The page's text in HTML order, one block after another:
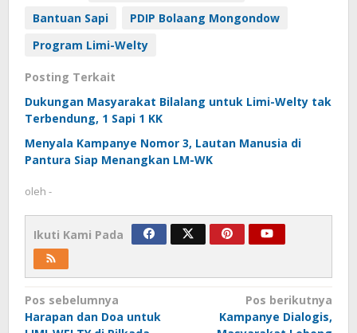
Bantuan Sapi
PDIP Bolaang Mongondow
Program Limi-Welty
Posting Terkait
Dukungan Masyarakat Bilalang untuk Limi-Welty tak
Terbendung, 1 Sapi 1 KK
Menyala Kampanye Nomor 3, Lautan Manusia di
Pantura Siap Menangkan LM-WK
oleh -
Ikuti Kami Pada
Navigasi
pos
Pos sebelumnya
Harapan dan Doa untuk
Pos berikutnya
Kampanye Dialogis,